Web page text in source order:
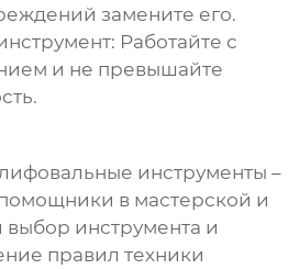
замените его.
: Работайте с
и не превышайте
инструменты –
в мастерской и
инструмента и
правил техники